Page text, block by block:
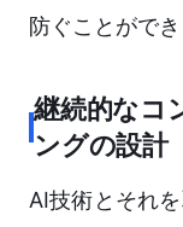
防ぐことができ
継続的なコ
ングの設計
AI技術とそれ